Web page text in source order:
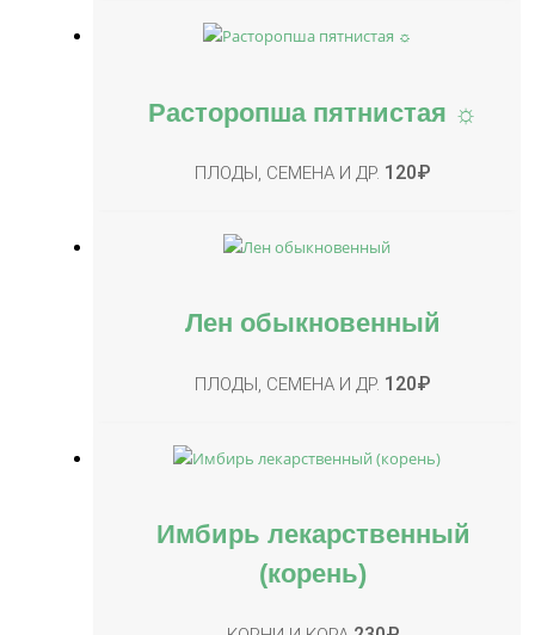
Расторопша пятнистая ☼
ПЛОДЫ, СЕМЕНА И ДР. 120₽
Лен обыкновенный
ПЛОДЫ, СЕМЕНА И ДР. 120₽
Имбирь лекарственный
(корень)